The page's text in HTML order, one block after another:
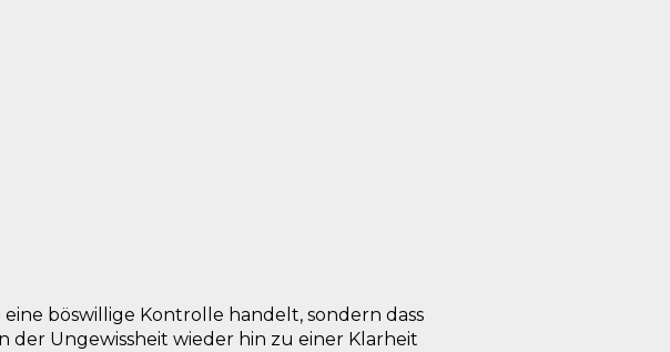
böswillige Kontrolle handelt, sondern dass
Ungewissheit wieder hin zu einer Klarheit